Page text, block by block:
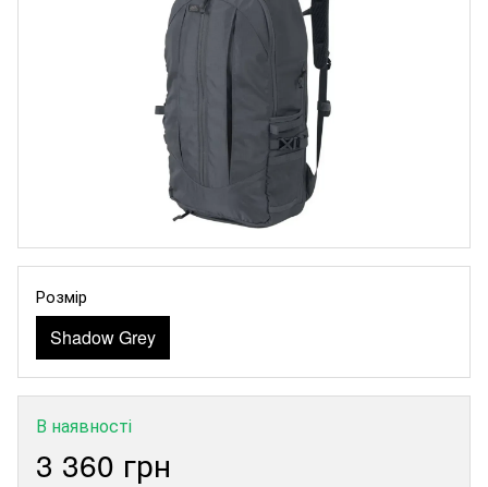
Розмір
Shadow Grey
В наявності
3 360 грн